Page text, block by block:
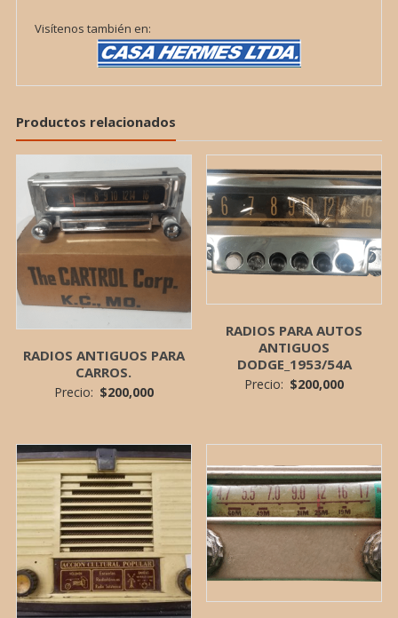
Visítenos también en:
Productos relacionados
RADIOS ANTIGUOS PARA
CARROS.
Precio: $200,000
RADIOS PARA AUTOS
ANTIGUOS
DODGE_1953/54A
Precio: $200,000